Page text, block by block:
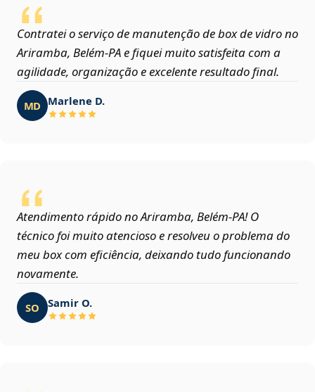
Contratei o serviço de manutenção de box de vidro no
Ariramba, Belém‑PA e fiquei muito satisfeita com a
agilidade, organização e excelente resultado final.
MD Marlene D.
Atendimento rápido no Ariramba, Belém‑PA! O
técnico foi muito atencioso e resolveu o problema do
meu box com eficiência, deixando tudo funcionando
novamente.
SO Samir O.